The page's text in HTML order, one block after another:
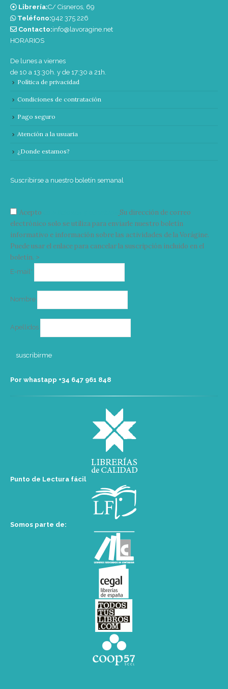
Librería:C/ Cisneros, 69
Teléfono:‭942 375 226‬
Contacto:info@lavoragine.net
HORARIOS
De lunes a viernes
de 10 a 13:30h. y de 17:30 a 21h.
Política de privacidad
Condiciones de contratación
Pago seguro
Atención a la usuaria
¿Donde estamos?
Suscribirse a nuestro boletín semanal
Acepto
Su dirección de correo
electrónico solo se utiliza para enviarle nuestro boletín
informativo e información sobre las actividades de la Vorágine.
Puede usar el enlace para cancelar la suscripción incluido en el
boletín. >
E-mail*
Nombre
Apellidos
Por whastapp +34 ‭647 961 848‬
Punto de Lectura fácil
Somos parte de: